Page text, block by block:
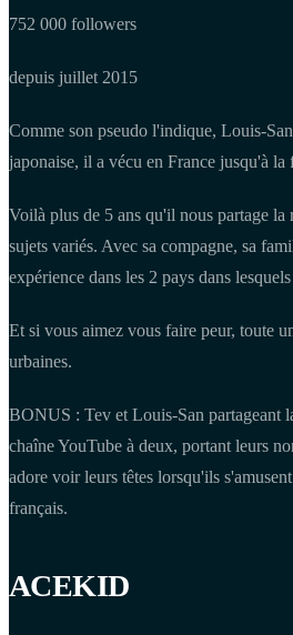
752 000 followers
depuis juillet 2015
Comme son pseudo l'indique, Louis-
japonaise, il a vécu en France jusqu'à
Voilà plus de 5 ans qu'il nous partage la
sujets variés. Avec sa compagne, sa
expérience dans les 2 pays dans
Et si vous aimez vous faire peur, toute
urbaines.
BONUS : Tev et Louis-San partageant
chaîne YouTube à deux, portant leurs
adore voir leurs têtes lorsqu'ils
français.
ACEKID